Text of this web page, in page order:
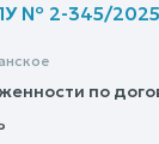
№ 2-345/
по